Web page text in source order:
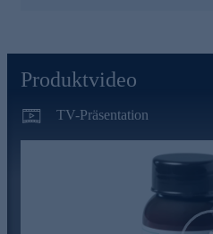
Pflanzenlehre für den Alltag
AyudaVital ist es besonders
was Sie einnehmen. Deshalb
der stringenten Einfachheit:
Beitrag leistet, kommt nicht in
Bestellen Sie gleich hier
Produktvideo
TV-Präsentation